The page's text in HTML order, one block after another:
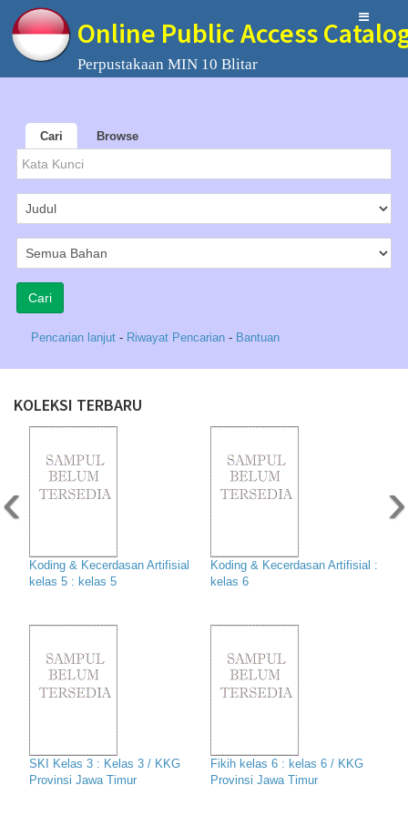
Online Public Access
Perpustakaan MIN 10 Blitar
Cari Browse
Pencarian lanjut - Riwayat Pencarian - Bantuan
KOLEKSI TERBARU
Koding & Kecerdasan Artifisial
kelas 5 : kelas 5
Koding & Kecerdasan Artifisial :
kelas 6
SKI Kelas 3 : Kelas 3 / KKG
Provinsi Jawa Timur
Fikih kelas 6 : kelas 6 / KKG
Provinsi Jawa Timur
‹ ›